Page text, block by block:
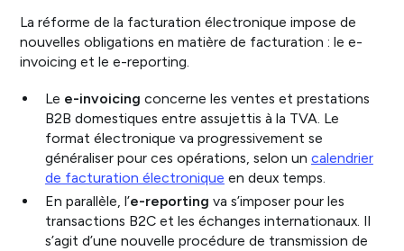
La réforme de la facturation électronique impose de
nouvelles obligations en matière de facturation : le e-
invoicing et le e-reporting.
Le e-invoicing concerne les ventes et prestations
B2B domestiques entre assujettis à la TVA. Le
format électronique va progressivement se
généraliser pour ces opérations, selon un calendrier
de facturation électronique en deux temps.
En parallèle, l’e-reporting va s’imposer pour les
transactions B2C et les échanges internationaux. Il
s’agit d’une nouvelle procédure de transmission de